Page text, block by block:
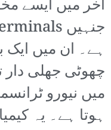
آخر میں ایسے
ہے۔ ان میں ایک
چھوٹی جھلی دار
میں نیورو
ہوتا ہے۔ یہ